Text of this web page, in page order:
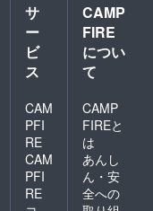
サ
ー
ビ
ス
CAM
PFI
RE
CAM
PFI
RE
CAMP
FIRE
につい
て
CAMP
FIREと
は
あんし
ん・安
全への